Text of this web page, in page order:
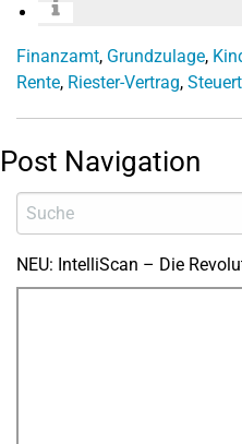
Finanzamt, Grundzulage,
Rente, Riester-Vertrag,
Post Navigation
NEU: IntelliScan – Die